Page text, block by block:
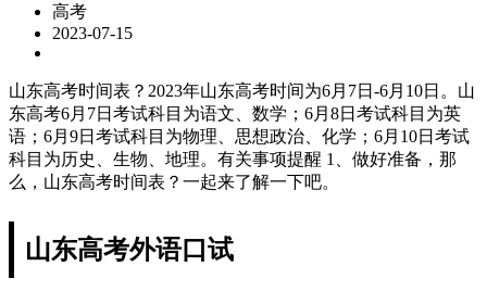
高考
2023-07-15
山东高考时间表？2023年山东高考时间为6月7日-6月10日。山
东高考6月7日考试科目为语文、数学；6月8日考试科目为英
语；6月9日考试科目为物理、思想政治、化学；6月10日考试
科目为历史、生物、地理。有关事项提醒 1、做好准备，那
么，山东高考时间表？一起来了解一下吧。
山东高考外语口试